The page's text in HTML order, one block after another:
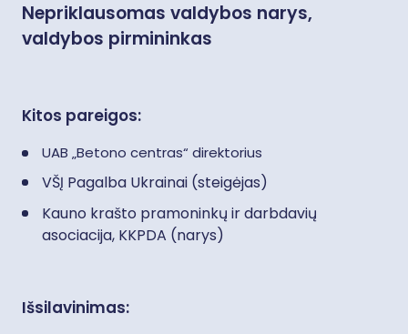
Nepriklausomas valdybos narys,
valdybos pirmininkas
Kitos pareigos:
UAB „Betono centras“ direktorius
VŠĮ Pagalba Ukrainai (steigėjas)
Kauno krašto pramoninkų ir darbdavių
asociacija, KKPDA (narys)
Išsilavinimas: